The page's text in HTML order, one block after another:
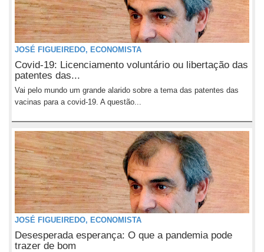
JOSÉ FIGUEIREDO, ECONOMISTA
Covid-19: Licenciamento voluntário ou libertação das
patentes das...
Vai pelo mundo um grande alarido sobre a tema das patentes das
vacinas para a covid-19. A questão...
JOSÉ FIGUEIREDO, ECONOMISTA
Desesperada esperança: O que a pandemia pode
trazer de bom